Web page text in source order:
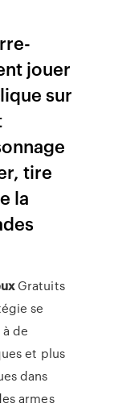
jouer
sur
tire
la
Gratuits
se
de
et plus
dans
armes